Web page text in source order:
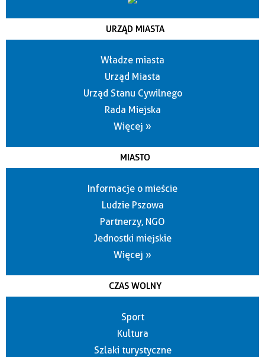
URZĄD MIASTA
Władze miasta
Urząd Miasta
Urząd Stanu Cywilnego
Rada Miejska
Więcej »
MIASTO
Informacje o mieście
Ludzie Pszowa
Partnerzy, NGO
Jednostki miejskie
Więcej »
CZAS WOLNY
Sport
Kultura
Szlaki turystyczne